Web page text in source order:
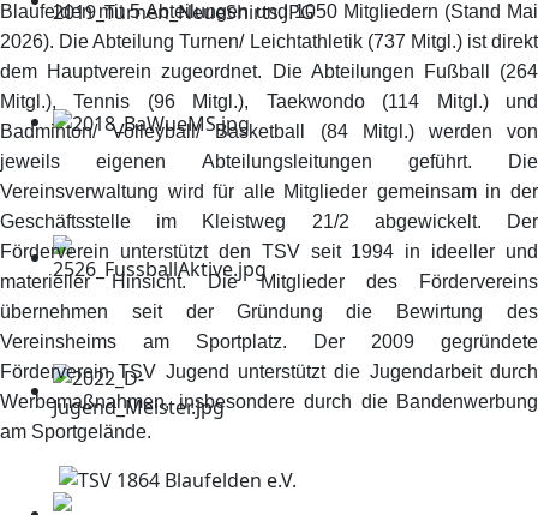
Blaufelden mit 5 Abteilungen und 1050 Mitgliedern (Stand Mai
2026). Die Abteilung Turnen/ Leichtathletik (737 Mitgl.) ist direkt
dem Hauptverein zugeordnet. Die Abteilungen Fußball (264
Mitgl.), Tennis (96 Mitgl.), Taekwondo (114 Mitgl.) und
Badminton/ Volleyball/ Basketball (84 Mitgl.) werden von
jeweils eigenen Abteilungsleitungen geführt. Die
Vereinsverwaltung wird für alle Mitglieder gemeinsam in der
Geschäftsstelle im Kleistweg 21/2 abgewickelt. Der
Förderverein unterstützt den TSV seit 1994 in ideeller und
materieller Hinsicht. Die Mitglieder des Fördervereins
übernehmen seit der Gründung die Bewirtung des
Vereinsheims am Sportplatz. Der 2009 gegründete
Förderverein TSV Jugend unterstützt die Jugendarbeit durch
Werbemaßnahmen, insbesondere durch die Bandenwerbung
am Sportgelände.